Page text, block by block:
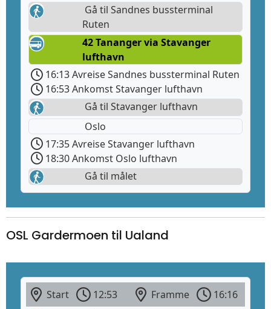
Gå til Sandnes bussterminal
Ruten
42 Tananger via Stavanger
lufthavn
16:13 Avreise Sandnes bussterminal Ruten
16:53 Ankomst Stavanger lufthavn
Gå til Stavanger lufthavn
Oslo
17:35 Avreise Stavanger lufthavn
18:30 Ankomst Oslo lufthavn
Gå til målet
OSL Gardermoen til Ualand
Start 12:53 Framme
16:16